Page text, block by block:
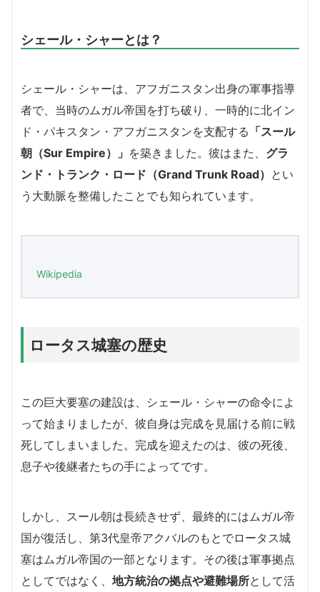
シェール・シャーとは？
シェール・シャーは、アフガニスタン出身の軍事指導
者で、当時のムガル帝国を打ち破り、一時的に北イン
ド・パキスタン・アフガニスタンを支配する 「スール
朝（Sur Empire）」 を築きました。彼はまた、 グラ
ンド・トランク・ロード（Grand Trunk Road） とい
う大動脈を整備したことでも知られています。
Wikipedia
ロータス城塞の歴史
この巨大要塞の建設は、シェール・シャーの命令によ
って始まりましたが、彼自身は完成を見届ける前に戦
死してしまいました。完成を迎えたのは、彼の死後、
息子や後継者たちの手によってです。
しかし、スール朝は長続きせず、最終的にはムガル帝
国が復活し、第3代皇帝アクバルのもとでロータス城
塞はムガル帝国の一部となります。その後は軍事拠点
としてではなく、 地方統治の拠点や避難場所として活